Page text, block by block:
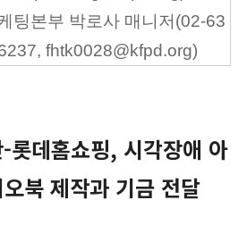
팅본부 박로사 매니저(02-63
fhtk0028@kfpd.org)
롯데홈쇼핑, 시각장애 아
북 제작과 기금 전달